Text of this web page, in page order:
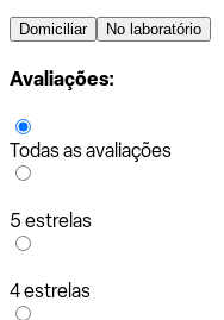
Domiciliar No laboratório
Avaliações:
Todas as avaliações
5 estrelas
4 estrelas